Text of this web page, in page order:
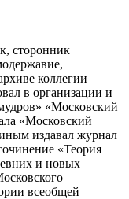
сторонник
коллегии
в организации и
«Московский
«Московский
издавал журнал
«Теория
и новых
всеобщей